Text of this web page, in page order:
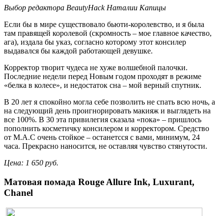
Выбор редактора BeautyHack Наталии Капицы
Если бы в мире существовало бьюти-королевство, и я была
там правящей королевой (скромность – мое главное качество,
ага), издала бы указ, согласно которому этот консилер
выдавался бы каждой работающей девушке.
Корректор творит чудеса не хуже волшебной палочки.
Последние недели перед Новым годом проходят в режиме
«белка в колесе», и недостаток сна – мой верный спутник.
В 20 лет я спокойно могла себе позволить не спать всю ночь, а
на следующий день проигнорировать макияж и выглядеть на
все 100%. В 30 эта привилегия сказала «пока» – пришлось
пополнить косметичку консилером и корректором. Средство
от M.А.С очень стойкое – останетсся с вами, минимум, 24
часа. Прекрасно наносится, не оставляя чувство стянутости.
Цена: 1 650 руб.
Матовая помада Rouge Allure Ink, Luxurant,
Chanel